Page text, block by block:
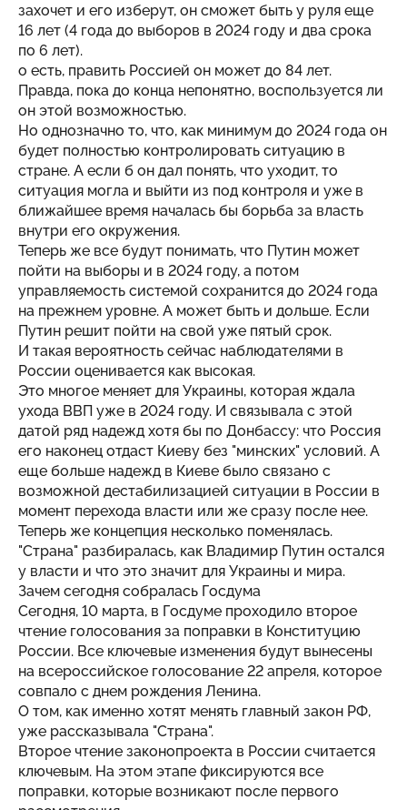
захочет и его изберут, он сможет быть у руля еще
16 лет (4 года до выборов в 2024 году и два срока
по 6 лет).
о есть, править Россией он может до 84 лет.
Правда, пока до конца непонятно, воспользуется ли
он этой возможностью.
Но однозначно то, что, как минимум до 2024 года он
будет полностью контролировать ситуацию в
стране. А если б он дал понять, что уходит, то
ситуация могла и выйти из под контроля и уже в
ближайшее время началась бы борьба за власть
внутри его окружения.
Теперь же все будут понимать, что Путин может
пойти на выборы и в 2024 году, а потом
управляемость системой сохранится до 2024 года
на прежнем уровне. А может быть и дольше. Если
Путин решит пойти на свой уже пятый срок.
И такая вероятность сейчас наблюдателями в
России оценивается как высокая.
Это многое меняет для Украины, которая ждала
ухода ВВП уже в 2024 году. И связывала с этой
датой ряд надежд хотя бы по Донбассу: что Россия
его наконец отдаст Киеву без "минских" условий. А
еще больше надежд в Киеве было связано с
возможной дестабилизацией ситуации в России в
момент перехода власти или же сразу после нее.
Теперь же концепция несколько поменялась.
"Страна" разбиралась, как Владимир Путин остался
у власти и что это значит для Украины и мира.
Зачем сегодня собралась Госдума
Сегодня, 10 марта, в Госдуме проходило второе
чтение голосования за поправки в Конституцию
России. Все ключевые изменения будут вынесены
на всероссийское голосование 22 апреля, которое
совпало с днем рождения Ленина.
О том, как именно хотят менять главный закон РФ,
уже рассказывала "Страна".
Второе чтение законопроекта в России считается
ключевым. На этом этапе фиксируются все
поправки, которые возникают после первого